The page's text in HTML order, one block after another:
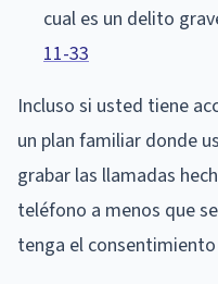
cual es un delito
11-33
Incluso si usted tiene
un plan familiar donde
grabar las llamadas
teléfono a menos que
tenga el